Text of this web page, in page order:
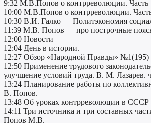
9:32 М.В.Попов о контрреволюции. Часть
10:00 М.В.Попов о контрреволюции.
10:30 В.И. Галко — Политэкономия
11:39 М.В. Попов — про построчные
12:00 Новости
12:04 День в истории.
12:27 Обзор «Народной Правды» №1(195)
12:50 Применение трудового
улучшение условий труда. В. М. Лазарев.
13:24 Планирование работы по
В. Попов.
13:48 Об уроках контрреволюции в СССР
14:11 Три источника и три составных
Попов М.В.